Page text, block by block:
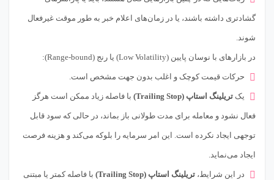
گشادتری داشته باشند، یا در زمان‌های اعلام خبر به طور موقت غیرفعال
شوند.
در بازارهای با نوسان پایین (Low Volatility) یا رنج (Range-bound):
حرکات قیمت کوچک و اغلب بدون جهت مشخص است.
یک تریلینگ استاپ (Trailing Stop) با فاصله زیاد ممکن است هرگز
فعال نشود و معامله برای مدت طولانی باز بماند، در حالی که سود قابل
توجهی ایجاد نکرده است. این امر سرمایه را بلوکه می‌کند و هزینه فرصت
ایجاد می‌نماید.
در این شرایط، تریلینگ استاپ (Trailing Stop) با فاصله کمتر یا مبتنی